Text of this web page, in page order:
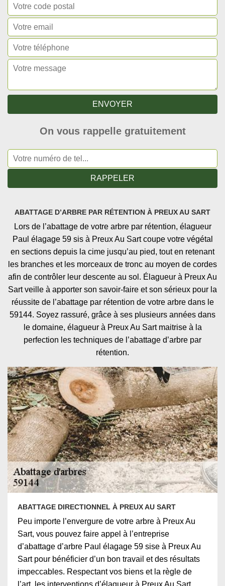
On vous rappelle gratuitement
ABATTAGE D’ARBRE PAR RÉTENTION À PREUX AU SART
Lors de l’abattage de votre arbre par rétention, élagueur
Paul élagage 59 sis à Preux Au Sart coupe votre végétal
en sections depuis la cime jusqu’au pied, tout en retenant
les branches et les morceaux de tronc au moyen de cordes
afin de contrôler leur descente au sol. Élagueur à Preux Au
Sart veille à apporter son savoir-faire et son sérieux pour la
réussite de l’abattage par rétention de votre arbre dans le
59144. Soyez rassuré, grâce à ses plusieurs années dans
le domaine, élagueur à Preux Au Sart maitrise à la
perfection les techniques de l’abattage d’arbre par
rétention.
ABATTAGE DIRECTIONNEL À PREUX AU SART
Peu importe l’envergure de votre arbre à Preux Au
Sart, vous pouvez faire appel à l’entreprise
d’abattage d’arbre Paul élagage 59 sise à Preux Au
Sart pour bénéficier d’un bon travail et des résultats
impeccables. Respectant vos biens et la règle de
l’art, les interventions d’élagueur à Preux Au Sart